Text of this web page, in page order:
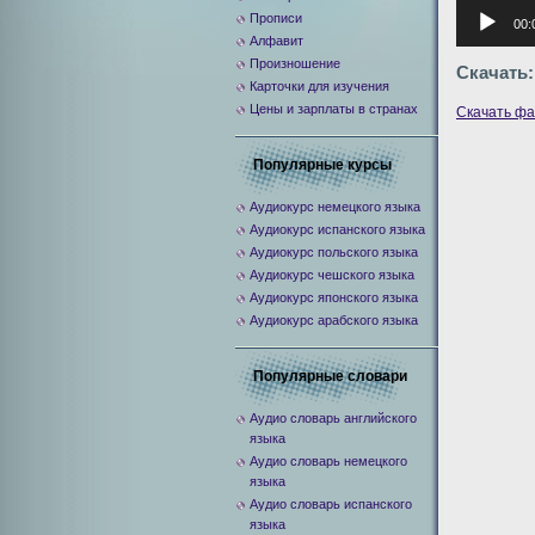
Аудиоплеер
Скачать:
Скачать
Прописи
Алфавит
Произношение
Карточки для изучения
Цены и зарплаты в странах
Популярные курсы
Аудиокурс немецкого языка
Аудиокурс испанского языка
Аудиокурс польского языка
Аудиокурс чешского языка
Аудиокурс японского языка
Аудиокурс арабского языка
Популярные словари
Аудио словарь английского
языка
Аудио словарь немецкого
языка
Аудио словарь испанского
языка